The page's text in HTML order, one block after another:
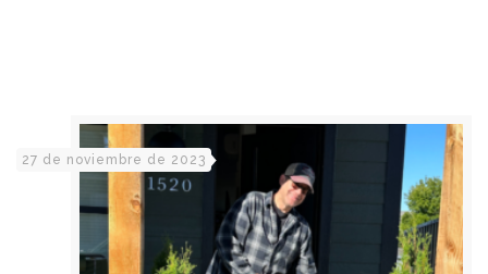
27 de noviembre de 2023